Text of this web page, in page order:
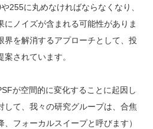
255に丸めなければならなくなり、
にノイズが含まれる可能性がありま
界を解消するアプローチとして、投
されています。
が空間的に変化することに起因し
して、我々の研究グループは、合焦
フォーカルスイープと呼びます）